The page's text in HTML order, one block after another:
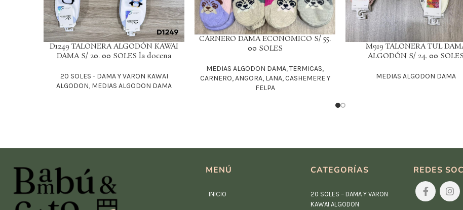
LEER MÁS
D1249 TALONERA ALGODÓN KAWAI
DAMA S/ 20. 00 SOLES la docena
20 SOLES - DAMA Y VARON KAWAI
ALGODON, MEDIAS ALGODON DAMA
LEER MÁS
CARNERO DAMA ECONOMICO S/ 55.
00 SOLES
MEDIAS ALGODON DAMA,TERMICAS,
CARNERO, ANGORA, LANA, CASHEMERE Y
FELPA
LEER MÁSM919 TALONERA TUL
ALGODÓN S/ 24. 00 SOLES
MEDIAS ALGODON DAMA
MENÚ
INICIO
CATEGORÍAS
20 SOLES – DAMA Y VARON
KAWAI ALGODON
REDES